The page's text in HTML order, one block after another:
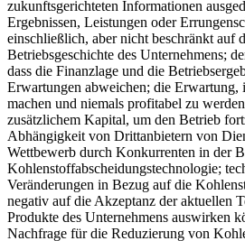
zukunftsgerichteten Informationen
Ergebnissen, Leistungen oder
einschließlich, aber nicht beschränkt auf
Betriebsgeschichte des Unternehmens;
dass die Finanzlage und die
Erwartungen abweichen; die Erwartung,
machen und niemals profitabel zu
zusätzlichem Kapital, um den Betrieb
Abhängigkeit von Drittanbietern von
Wettbewerb durch Konkurrenten in der
Kohlenstoffabscheidungstechnologie;
Veränderungen in Bezug auf die
negativ auf die Akzeptanz der aktuellen
Produkte des Unternehmens auswirken
Nachfrage für die Reduzierung von